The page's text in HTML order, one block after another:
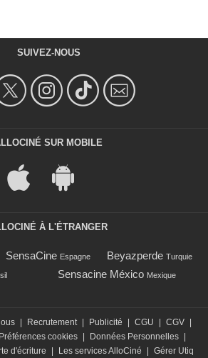
SUIVEZ-NOUS
SUR MOBILE
À L'ÉTRANGER
SensaCine Espagne Beyazperde Turquie
Sensacine México Mexique
| Recrutement | Publicité | CGU | CGV |
Préférences cookies | Données Personnelles |
d'écriture | Les services AlloCiné | Gérer Utiq